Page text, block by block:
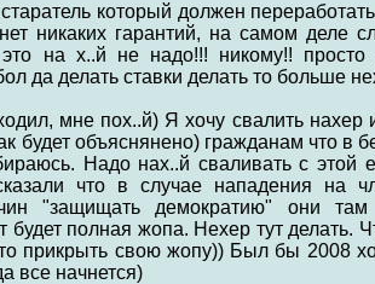
который должен
никаких гарантий, на самом деле
на х..й не надо!!! никому!! просто
да делать ставки делать то больше
мне пох..й) Я хочу свалить
будет объяснянено) гражданам что
Надо нах..й сваливать с этой
что в случае нападения на
"защищать демократию" они
будет полная жопа. Нехер тут делать.
прикрыть свою жопу)) Был бы 2008
все начнется)